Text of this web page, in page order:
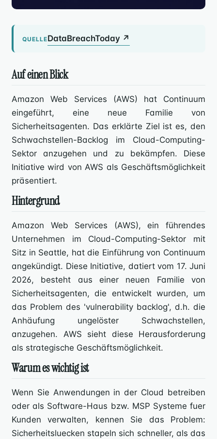
QUELLEDataBreachToday ↗
Auf einen Blick
Amazon Web Services (AWS) hat Continuum
eingeführt, eine neue Familie von
Sicherheitsagenten. Das erklärte Ziel ist es, den
Schwachstellen-Backlog im Cloud-Computing-
Sektor anzugehen und zu bekämpfen. Diese
Initiative wird von AWS als Geschäftsmöglichkeit
präsentiert.
Hintergrund
Amazon Web Services (AWS), ein führendes
Unternehmen im Cloud-Computing-Sektor mit
Sitz in Seattle, hat die Einführung von Continuum
angekündigt. Diese Initiative, datiert vom 17. Juni
2026, besteht aus einer neuen Familie von
Sicherheitsagenten, die entwickelt wurden, um
das Problem des 'vulnerability backlog', d.h. die
Anhäufung ungelöster Schwachstellen,
anzugehen. AWS sieht diese Herausforderung
als strategische Geschäftsmöglichkeit.
Warum es wichtig ist
Wenn Sie Anwendungen in der Cloud betreiben
oder als Software-Haus bzw. MSP Systeme fuer
Kunden verwalten, kennen Sie das Problem:
Sicherheitsluecken stapeln sich schneller, als das